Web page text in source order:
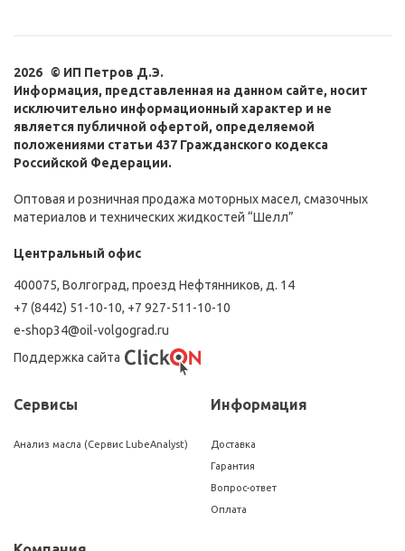
2026 © ИП Петров Д.Э.
Информация, представленная на данном сайте, носит
исключительно информационный характер и не
является публичной офертой, определяемой
положениями статьи 437 Гражданского кодекса
Российской Федерации.
Оптовая и розничная продажа моторных масел, смазочных
материалов и технических жидкостей “Шелл”
Центральный офис
400075, Волгоград, проезд Нефтянников, д. 14
+7 (8442) 51-10-10, +7 927-511-10-10
e-shop34@oil-volgograd.ru
Поддержка сайта
Сервисы
Анализ масла (Сервис LubeAnalyst)
Информация
Доставка
Гарантия
Вопрос-ответ
Оплата